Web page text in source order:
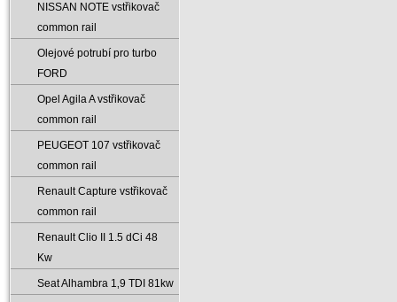
NISSAN NOTE vstřikovač
common rail
Olejové potrubí pro turbo
FORD
Opel Agila A vstřikovač
common rail
PEUGEOT 107 vstřikovač
common rail
Renault Capture vstřikovač
common rail
Renault Clio II 1.5 dCi 48
Kw
Seat Alhambra 1‚9 TDI 81kw